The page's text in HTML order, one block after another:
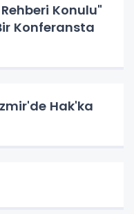
Konulu"
Konferansta
Hak'ka